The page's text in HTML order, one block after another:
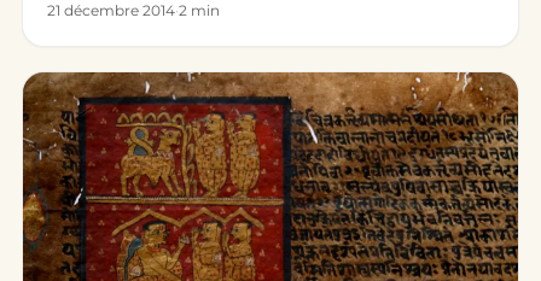
21 décembre 2014·2 min